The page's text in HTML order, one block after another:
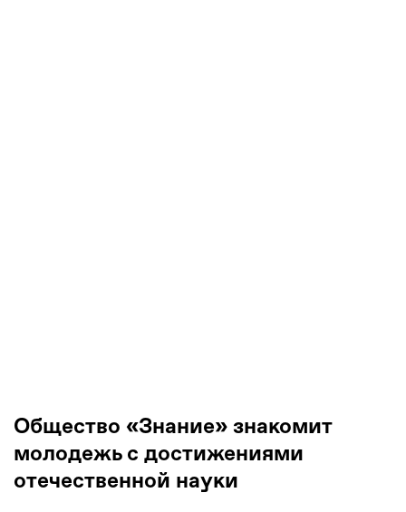
Общество «Знание» знакомит
молодежь с достижениями
отечественной науки